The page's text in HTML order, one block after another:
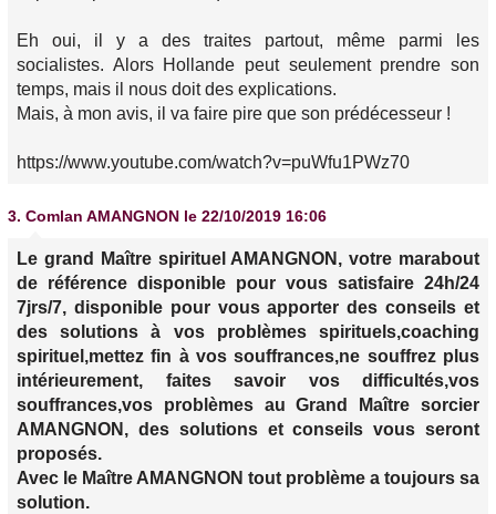
Eh oui, il y a des traites partout, même parmi les
socialistes. Alors Hollande peut seulement prendre son
temps, mais il nous doit des explications.
Mais, à mon avis, il va faire pire que son prédécesseur !
https://www.youtube.com/watch?v=puWfu1PWz70
3. Comlan AMANGNON le 22/10/2019 16:06
Le grand Maître spirituel AMANGNON, votre marabout
de référence disponible pour vous satisfaire 24h/24
7jrs/7, disponible pour vous apporter des conseils et
des solutions à vos problèmes spirituels,coaching
spirituel,mettez fin à vos souffrances,ne souffrez plus
intérieurement, faites savoir vos difficultés,vos
souffrances,vos problèmes au Grand Maître sorcier
AMANGNON, des solutions et conseils vous seront
proposés.
Avec le Maître AMANGNON tout problème a toujours sa
solution.